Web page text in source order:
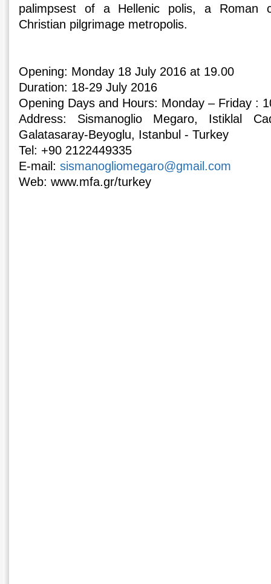
palimpsest of a Hellenic polis, a Roman
Christian pilgrimage metropolis.
Opening: Monday 18 July 2016 at 19.00
Duration: 18-29 July 2016
Opening Days and Hours: Monday – Friday :
Address: Sismanoglio Megaro, Istiklal
Galatasaray-Beyoglu, Istanbul - Turkey
Tel: +90 2122449335
E-mail:sismanogliomegaro@gmail.com
Web: www.mfa.gr/turkey